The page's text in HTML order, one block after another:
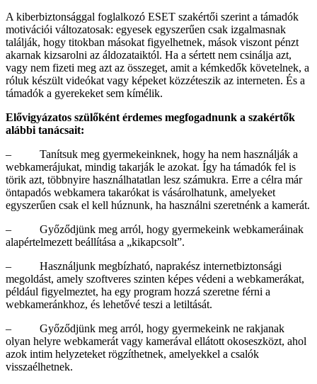
A kiberbiztonsággal foglalkozó ESET szakértői szerint a támadók
motivációi változatosak: egyesek egyszerűen csak izgalmasnak
találják, hogy titokban másokat figyelhetnek, mások viszont pénzt
akarnak kizsarolni az áldozataiktól. Ha a sértett nem csinálja azt,
vagy nem fizeti meg azt az összeget, amit a kémkedők követelnek, a
róluk készült videókat vagy képeket közzéteszik az interneten. És a
támadók a gyerekeket sem kímélik.
Elővigyázatos szülőként érdemes megfogadnunk a szakértők
alábbi tanácsait:
– Tanítsuk meg gyermekeinknek, hogy ha nem használják a
webkamerájukat, mindig takarják le azokat. Így ha támadók fel is
törik azt, többnyire használhatatlan lesz számukra. Erre a célra már
öntapadós webkamera takarókat is vásárolhatunk, amelyeket
egyszerűen csak el kell húznunk, ha használni szeretnénk a kamerát.
– Győződjünk meg arról, hogy gyermekeink webkameráinak
alapértelmezett beállítása a „kikapcsolt”.
– Használjunk megbízható, naprakész internetbiztonsági
megoldást, amely szoftveres szinten képes védeni a webkamerákat,
például figyelmeztet, ha egy program hozzá szeretne férni a
webkameránkhoz, és lehetővé teszi a letiltását.
– Győződjünk meg arról, hogy gyermekeink ne rakjanak
olyan helyre webkamerát vagy kamerával ellátott okoseszközt, ahol
azok intim helyzeteket rögzíthetnek, amelyekkel a csalók
visszaélhetnek.